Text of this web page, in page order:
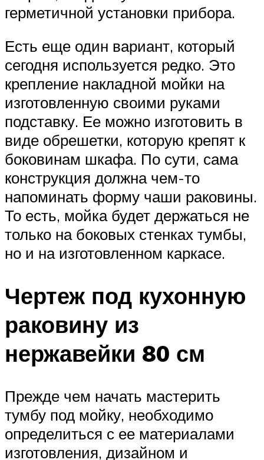
герметичной установки прибора.
Есть еще один вариант, который
сегодня используется редко. Это
крепление накладной мойки на
изготовленную своими руками
подставку. Ее можно изготовить в
виде обрешетки, которую крепят к
боковинам шкафа. По сути, сама
конструкция должна чем-то
напоминать форму чаши раковины.
То есть, мойка будет держаться не
только на боковых стенках тумбы,
но и на изготовленном каркасе.
Чертеж под кухонную
раковину из
нержавейки 80 см
Прежде чем начать мастерить
тумбу под мойку, необходимо
определиться с ее материалами
изготовления, дизайном и